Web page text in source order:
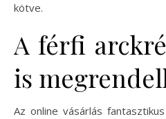
kötve.
A férfi
is
Az online vásárlás